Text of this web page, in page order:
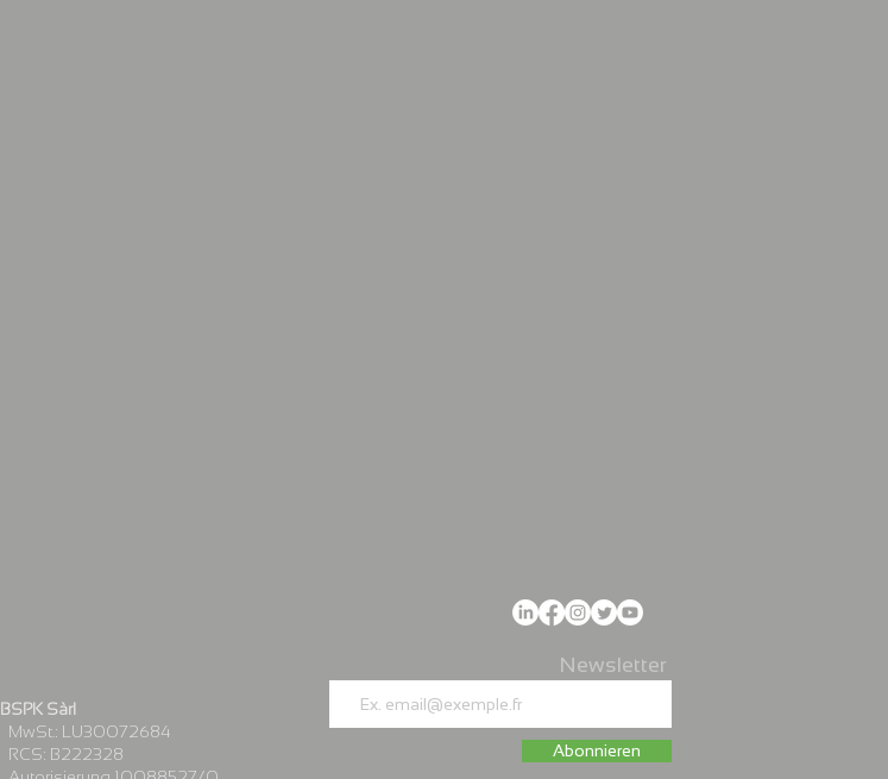
Newsletter
Abonnieren
BSPK Sàrl
MwSt.: LU30072684
RCS: B222328